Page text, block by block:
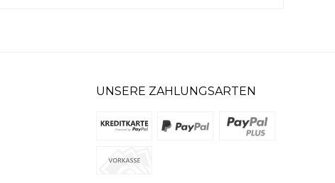
UNSERE ZAHLUNGSARTEN